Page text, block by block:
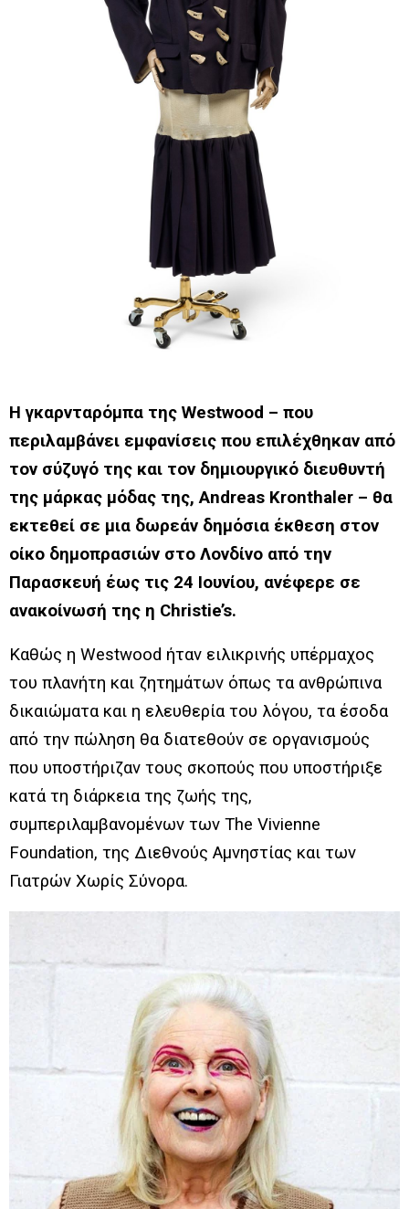
Η γκαρνταρόμπα της Westwood – που
περιλαμβάνει εμφανίσεις που επιλέχθηκαν από
τον σύζυγό της και τον δημιουργικό διευθυντή
της μάρκας μόδας της, Andreas Kronthaler – θα
εκτεθεί σε μια δωρεάν δημόσια έκθεση στον
οίκο δημοπρασιών στο Λονδίνο από την
Παρασκευή έως τις 24 Ιουνίου, ανέφερε σε
ανακοίνωσή της η Christie’s.
Καθώς η Westwood ήταν ειλικρινής υπέρμαχος
του πλανήτη και ζητημάτων όπως τα ανθρώπινα
δικαιώματα και η ελευθερία του λόγου, τα έσοδα
από την πώληση θα διατεθούν σε οργανισμούς
που υποστήριζαν τους σκοπούς που υποστήριξε
κατά τη διάρκεια της ζωής της,
συμπεριλαμβανομένων των The Vivienne
Foundation, της Διεθνούς Αμνηστίας και των
Γιατρών Χωρίς Σύνορα.